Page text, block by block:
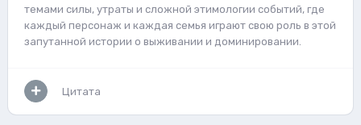
темами силы, утраты и сложной этимологии событий, где
каждый персонаж и каждая семья играют свою роль в этой
запутанной истории о выживании и доминировании.
Цитата